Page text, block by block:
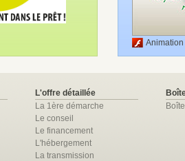
Animation
L'offre détaillée
La 1ère démarche
Le conseil
Le financement
L'hébergement
La transmission